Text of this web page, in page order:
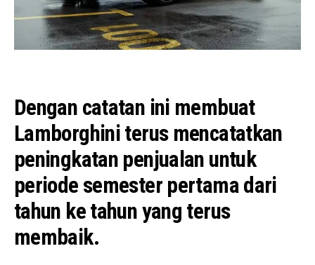
Dengan catatan ini membuat
Lamborghini terus mencatatkan
peningkatan penjualan untuk
periode semester pertama dari
tahun ke tahun yang terus
membaik.